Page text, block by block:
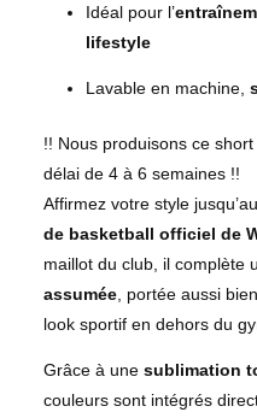
Idéal pour l’
lifestyle
Lavable en machine,
!! Nous produisons ce
délai de 4 à 6 semaines !!
Affirmez votre style
de basketball officiel de
maillot du club, il complète
assumée, portée aussi
look sportif en dehors du
Grâce à une sublimation
couleurs sont intégrés